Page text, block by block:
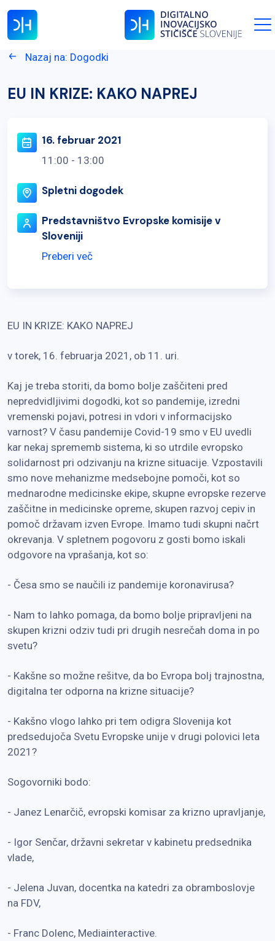
Nazaj na: Dogodki
EU IN KRIZE: KAKO NAPREJ
16. februar 2021
11:00 - 13:00
Spletni dogodek
Predstavništvo Evropske komisije v
Sloveniji
Preberi več
EU IN KRIZE: KAKO NAPREJ
v torek, 16. februarja 2021, ob 11. uri.
Kaj je treba storiti, da bomo bolje zaščiteni pred
nepredvidljivimi dogodki, kot so pandemije, izredni
vremenski pojavi, potresi in vdori v informacijsko
varnost? V času pandemije Covid-19 smo v EU uvedli
kar nekaj sprememb sistema, ki so utrdile evropsko
solidarnost pri odzivanju na krizne situacije. Vzpostavili
smo nove mehanizme medsebojne pomoči, kot so
mednarodne medicinske ekipe, skupne evropske rezerve
zaščitne in medicinske opreme, skupen razvoj cepiv in
pomoč državam izven Evrope. Imamo tudi skupni načrt
okrevanja. V spletnem pogovoru z gosti bomo iskali
odgovore na vprašanja, kot so:
- Česa smo se naučili iz pandemije koronavirusa?
- Nam to lahko pomaga, da bomo bolje pripravljeni na
skupen krizni odziv tudi pri drugih nesrečah doma in po
svetu?
- Kakšne so možne rešitve, da bo Evropa bolj trajnostna,
digitalna ter odporna na krizne situacije?
- Kakšno vlogo lahko pri tem odigra Slovenija kot
predsedujoča Svetu Evropske unije v drugi polovici leta
2021?
Sogovorniki bodo:
- Janez Lenarčič, evropski komisar za krizno upravljanje,
- Igor Senčar, državni sekretar v kabinetu predsednika
vlade,
- Jelena Juvan, docentka na katedri za obramboslovje
na FDV,
- Franc Dolenc, Mediainteractive.